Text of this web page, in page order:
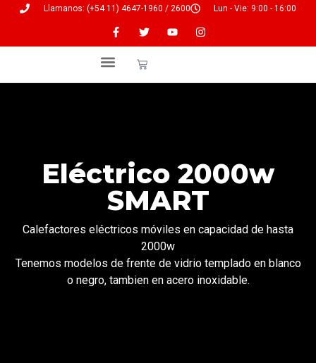
Llamanos: (+54 11) 4647-1960 / 2600 Lun - Vie: 9:00 - 16:00
Eléctrico 2000w
SMART
Calefactores eléctricos móviles en capacidad de hasta
2000w
Tenemos modelos de frente de vidrio templado en blanco
o negro, tambien en acero inoxidable.